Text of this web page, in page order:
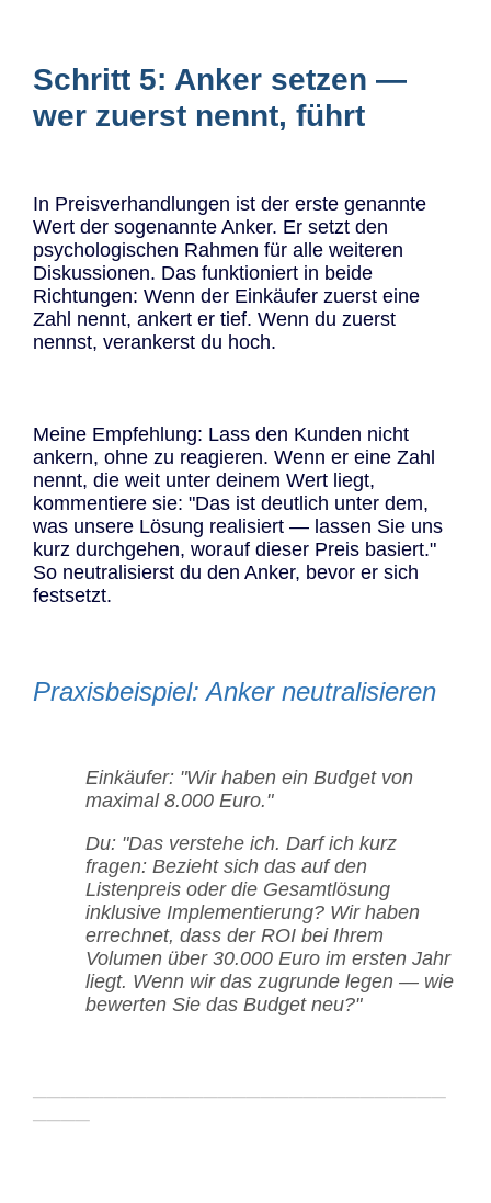
Schritt 5: Anker setzen —
wer zuerst nennt, führt
In Preisverhandlungen ist der erste genannte
Wert der sogenannte Anker. Er setzt den
psychologischen Rahmen für alle weiteren
Diskussionen. Das funktioniert in beide
Richtungen: Wenn der Einkäufer zuerst eine
Zahl nennt, ankert er tief. Wenn du zuerst
nennst, verankerst du hoch.
Meine Empfehlung: Lass den Kunden nicht
ankern, ohne zu reagieren. Wenn er eine Zahl
nennt, die weit unter deinem Wert liegt,
kommentiere sie: "Das ist deutlich unter dem,
was unsere Lösung realisiert — lassen Sie uns
kurz durchgehen, worauf dieser Preis basiert."
So neutralisierst du den Anker, bevor er sich
festsetzt.
Praxisbeispiel: Anker neutralisieren
Einkäufer: "Wir haben ein Budget von
maximal 8.000 Euro."
Du: "Das verstehe ich. Darf ich kurz
fragen: Bezieht sich das auf den
Listenpreis oder die Gesamtlösung
inklusive Implementierung? Wir haben
errechnet, dass der ROI bei Ihrem
Volumen über 30.000 Euro im ersten Jahr
liegt. Wenn wir das zugrunde legen — wie
bewerten Sie das Budget neu?"
─────────────────────────────
────